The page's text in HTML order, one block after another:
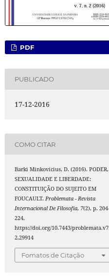
PDF
PUBLICADO
17-12-2016
COMO CITAR
Barki Minkovicius, D. (2016). PODER,
SEXUALIDADE E LIBERDADE:
CONSTITUIÇÃO DO SUJEITO EM
FOUCAULT.Problemata - Revista
Internacional De Filosofia, 7(2), p.
224.
https://doi.org/10.7443/
2.29914
Fomatos de Citação